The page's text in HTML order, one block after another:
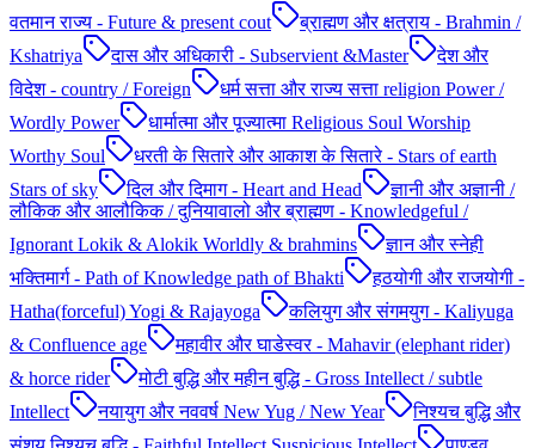
वतमान राज्य - Future & present cout
ब्राह्मण और क्षत्राय - Brahmin /
Kshatriya
दास और अधिकारी - Subservient &Master
देश और
विदेश - country / Foreign
धर्म सत्ता और राज्य सत्ता religion Power /
Wordly Power
धार्मात्मा और पूज्यात्मा Religious Soul Worship
Worthy Soul
धरती के सितारे और आकाश के सितारे - Stars of earth
Stars of sky
दिल और दिमाग - Heart and Head
ज्ञानी और अज्ञानी /
लौकिक और आलौकिक / दुनियावालो और ब्राह्मण - Knowledgeful /
Ignorant Lokik & Alokik Worldly & brahmins
ज्ञान और स्नेही
भक्तिमार्ग - Path of Knowledge path of Bhakti
हठयोगी और राजयोगी -
Hatha(forceful) Yogi & Rajayoga
कलियुग और संगमयुग - Kaliyuga
& Confluence age
महावीर और घाडेस्वर - Mahavir (elephant rider)
& horce rider
मोटी बुद्धि और महीन बुद्धि - Gross Intellect / subtle
Intellect
नयायुग और नववर्ष New Yug / New Year
निश्यच बुद्धि और